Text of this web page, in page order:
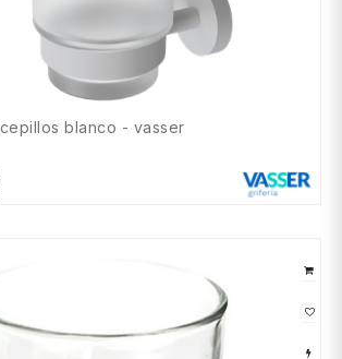
blanco - vasser